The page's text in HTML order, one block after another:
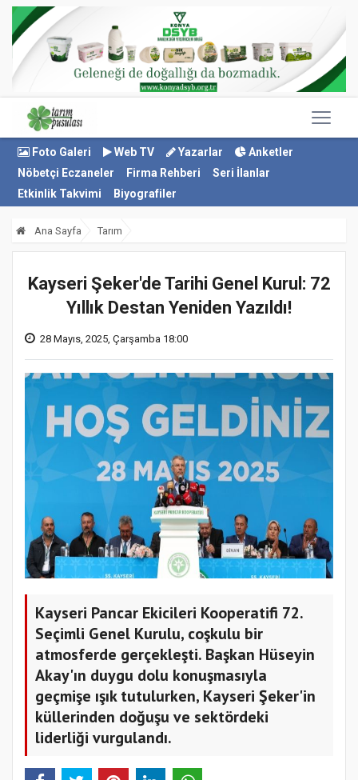
Foto Galeri Web TV Yazarlar
Anketler
Nöbetçi Eczaneler
Firma Rehberi
Seri İlanlar
Etkinlik Takvimi
Biyografiler
Ana Sayfa Tarım
Kayseri Şeker'de Tarihi Genel Kurul: 72
Yıllık Destan Yeniden Yazıldı!
28 Mayıs, 2025, Çarşamba 18:00
Kayseri Pancar Ekicileri Kooperatifi 72.
Seçimli Genel Kurulu, coşkulu bir
atmosferde gerçekleşti. Başkan Hüseyin
Akay'ın duygu dolu konuşmasıyla
geçmişe ışık tutulurken, Kayseri Şeker'in
küllerinden doğuşu ve sektördeki
liderliği vurgulandı.